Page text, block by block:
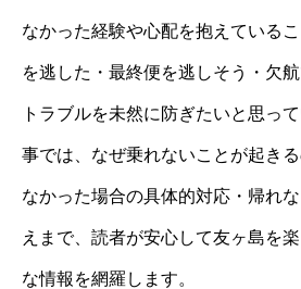
なかった経験や心配を抱えている
を逃した・最終便を逃しそう・欠
トラブルを未然に防ぎたいと思っ
事では、なぜ乗れないことが起き
なかった場合の具体的対応・帰れ
えまで、読者が安心して友ヶ島を
な情報を網羅します。